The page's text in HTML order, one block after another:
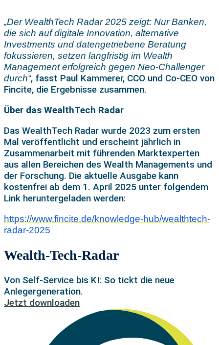
„Der WealthTech Radar 2025 zeigt: Nur Banken,
die sich auf digitale Innovation, alternative
Investments und datengetriebene Beratung
fokussieren, setzen langfristig im Wealth
Management erfolgreich gegen Neo-Challenger
durch“, fasst Paul Kammerer, CCO und Co-CEO von
Fincite, die Ergebnisse zusammen.
Über das WealthTech Radar
Das WealthTech Radar wurde 2023 zum ersten
Mal veröffentlicht und erscheint jährlich in
Zusammenarbeit mit führenden Marktexperten
aus allen Bereichen des Wealth Managements und
der Forschung. Die aktuelle Ausgabe kann
kostenfrei ab dem 1. April 2025 unter folgendem
Link heruntergeladen werden:
https://www.fincite.de/knowledge-hub/wealthtech-
radar-2025
Wealth-Tech-Radar
Von Self-Service bis KI: So tickt die neue
Anlegergeneration.
Jetzt downloaden